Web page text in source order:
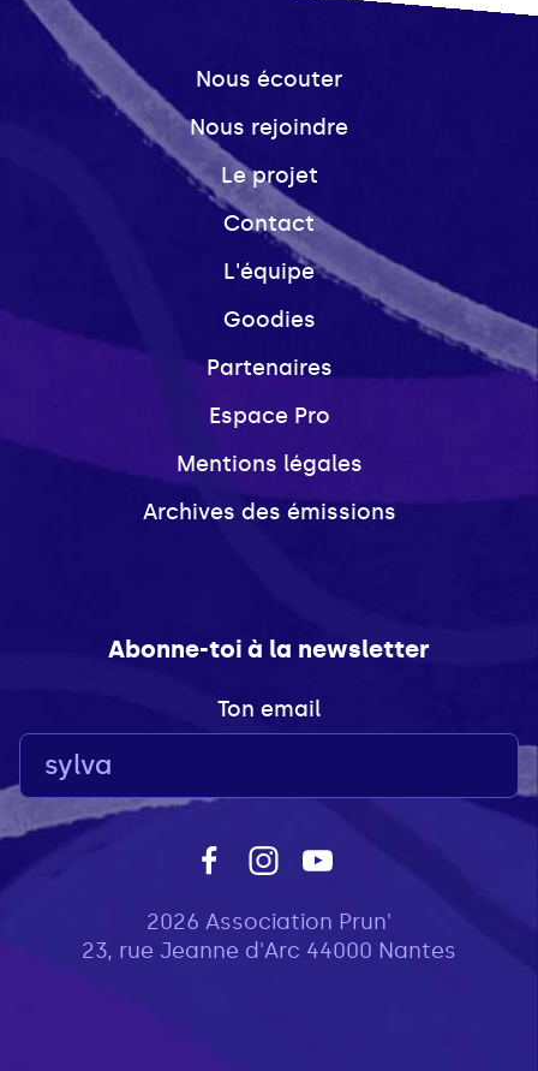
Nous écouter
Nous rejoindre
Le projet
Contact
L'équipe
Goodies
Partenaires
Espace Pro
Mentions légales
Archives des émissions
Abonne-toi à la newsletter
Ton email
2026 Association Prun'
23, rue Jeanne d'Arc 44000 Nantes